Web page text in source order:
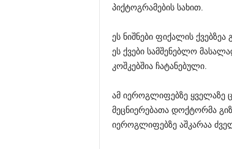
პიქტოგრამების სახით.
ეს ნიშნები ფიქალის
ეს ქვები სამშენებლო
კოშკებშია ჩატანებული.
ამ იეროგლიფებზე ყველაზე
მეცნიერებათა დოქტორმა
იეროგლიფებზე აშკარაა